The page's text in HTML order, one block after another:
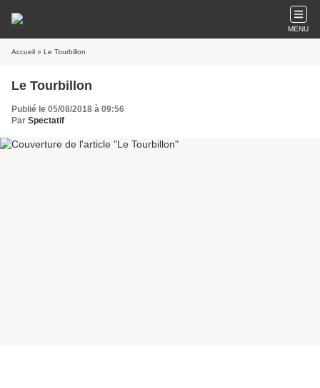
MENU
Accueil » Le Tourbillon
Le Tourbillon
Publié le 05/08/2018 à 09:56
Par Spectatif